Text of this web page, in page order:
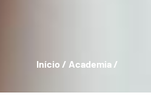
Início / Academia /